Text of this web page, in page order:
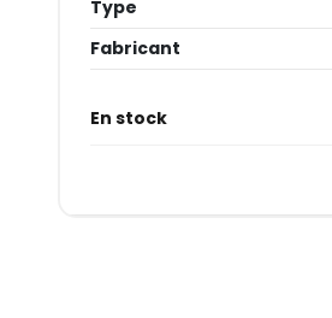
Type
Fabricant
En stock